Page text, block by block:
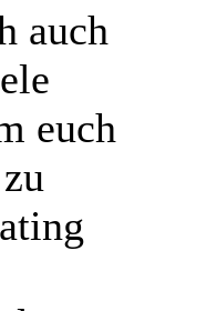
auch
euch